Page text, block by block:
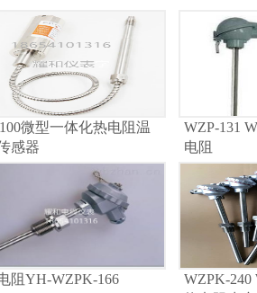
微型一体化热电阻温
感器
WZP-131
电阻
阻YH-WZPK-166
WZPK-240